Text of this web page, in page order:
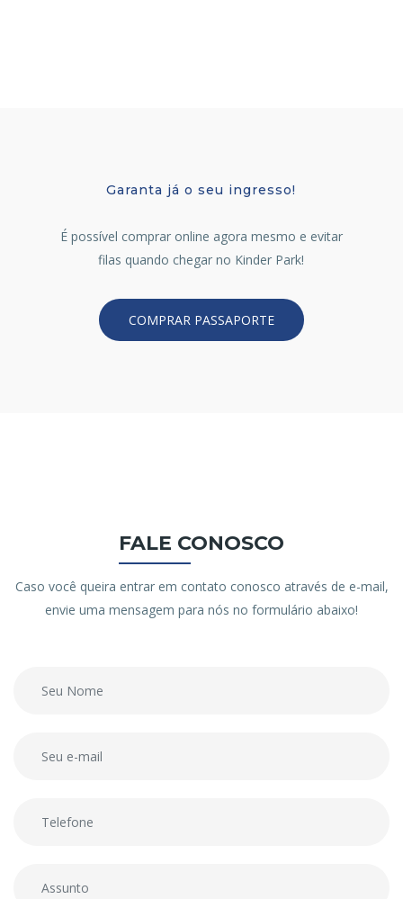
Garanta já o seu ingresso!
É possível comprar online agora mesmo e evitar
filas quando chegar no Kinder Park!
COMPRAR PASSAPORTE
FALE CONOSCO
Caso você queira entrar em contato conosco através de e-mail,
envie uma mensagem para nós no formulário abaixo!